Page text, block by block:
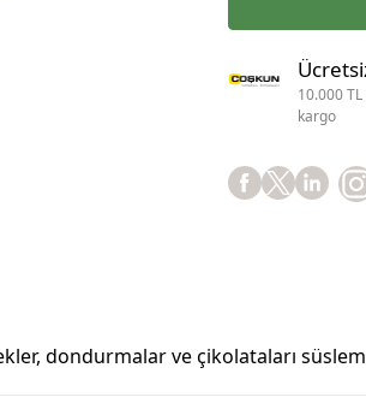
10.000
kargo
dondurmalar ve çikolataları